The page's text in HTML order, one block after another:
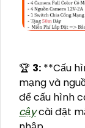
️🏆 3: **Cấu
mạng và
để cấu hình
cậycài đặt